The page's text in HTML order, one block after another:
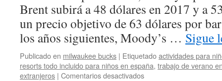
Brent subirá a 48 dólares en 2017 y a
un precio objetivo de 63 dólares por
los años siguientes, Moody’s … Sigue
Publicado en milwaukee bucks | Etiquetadoactividades para
resorts todo incluido para niños en españa, trabajo de verano
extranjeros | Comentarios desactivadosen